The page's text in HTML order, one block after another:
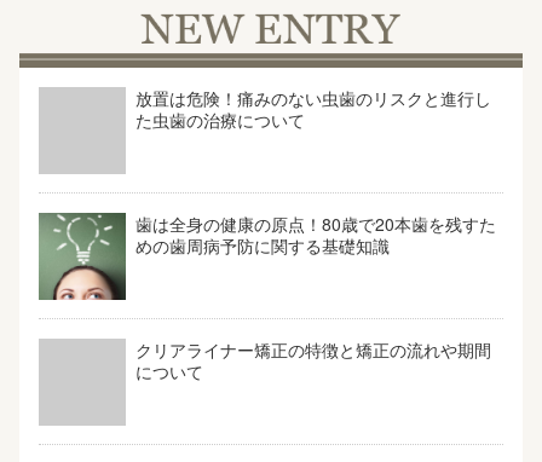
放置は危険！痛みのない虫歯のリスクと進行し
た虫歯の治療について
歯は全身の健康の原点！80歳で20本歯を残すた
めの歯周病予防に関する基礎知識
クリアライナー矯正の特徴と矯正の流れや期間
について